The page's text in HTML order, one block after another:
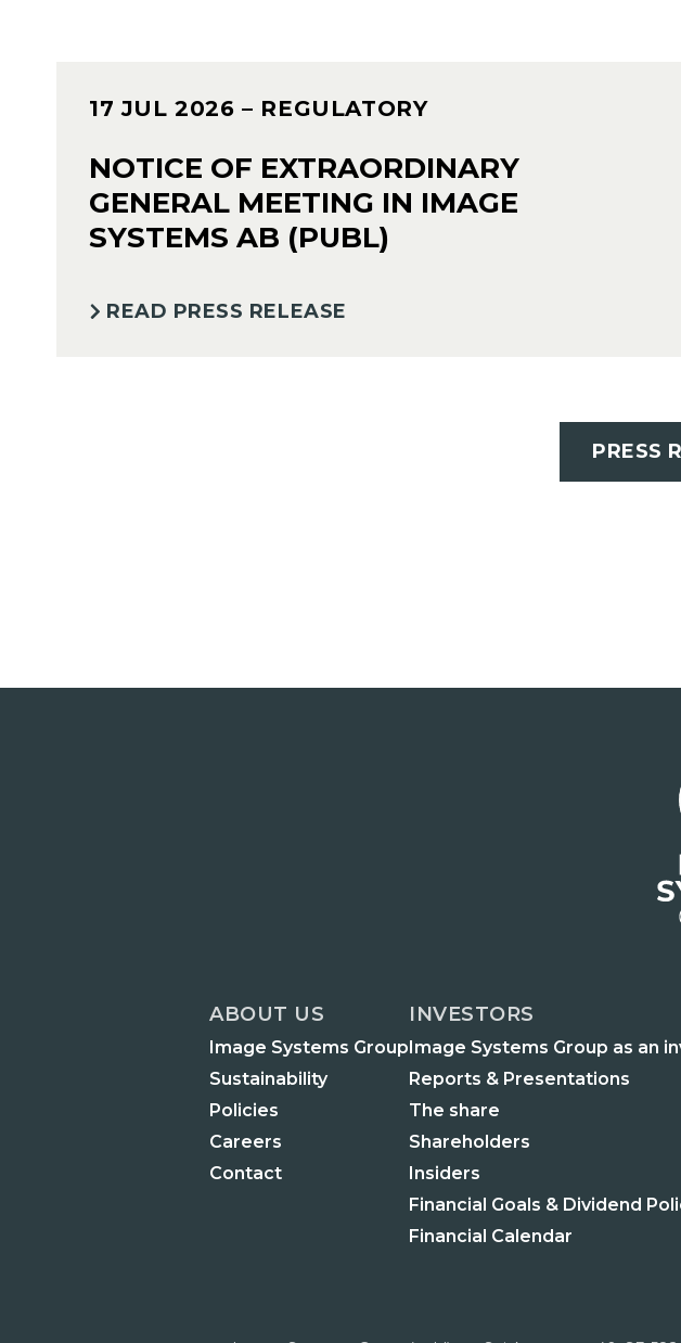
17 JUL 2026 – REGULATORY
NOTICE OF EXTRAORDINARY
GENERAL MEETING IN IMAGE
SYSTEMS AB (PUBL)
READ PRESS RELEASE
PRESS
ABOUT US
Image Systems Group
Sustainability
Policies
Careers
Contact
INVESTORS
Image Systems Group as an
Reports & Presentations
The share
Shareholders
Insiders
Financial Goals & Dividend
Financial Calendar